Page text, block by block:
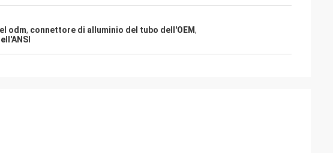
odm, connettore di alluminio del tubo dell'OEM,